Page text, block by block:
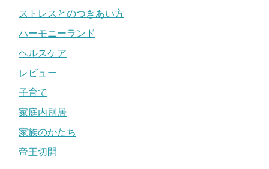
ストレスとのつきあい方
ハーモニーランド
ヘルスケア
レビュー
子育て
家庭内別居
家族のかたち
帝王切開